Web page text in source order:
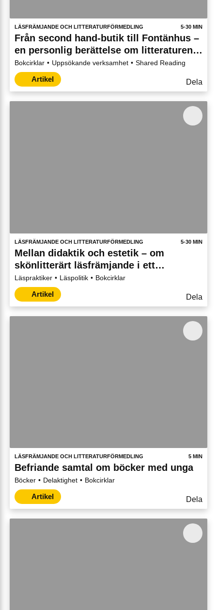
LÄSFRÄMJANDE OCH LITTERATURFÖRMEDLING 5-30 MIN
Från second hand-butik till Fontänhus –
en personlig berättelse om litteraturens
transformerande kraft
Bokcirklar Uppsökande verksamhet Shared Reading
Artikel Dela
LÄSFRÄMJANDE OCH LITTERATURFÖRMEDLING 5-30 MIN
Mellan didaktik och estetik – om
skönlitterärt läs­­främjande i ett
litteraturdidaktiskt perspektiv
Läspraktiker Läspolitik Bokcirklar
Artikel Dela
LÄSFRÄMJANDE OCH LITTERATURFÖRMEDLING 5 MIN
Befriande samtal om böcker med unga
Böcker Delaktighet Bokcirklar
Artikel Dela